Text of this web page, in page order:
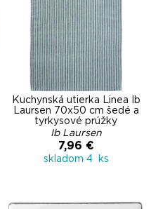
Kuchynská utierka Linea Ib
Laursen 70x50 cm šedé a
tyrkysové prúžky
Ib Laursen
7,96 €
skladom 4 ks